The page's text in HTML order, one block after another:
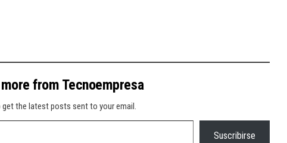
from Tecnoempresa
get the latest posts sent to your email.
Suscribirse